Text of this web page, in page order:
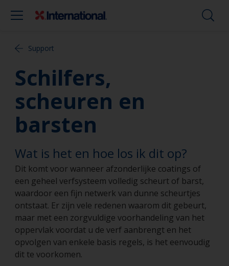
Support
Schilfers,
scheuren en
barsten
Wat is het en hoe los ik dit op?
Dit komt voor wanneer afzonderlijke coatings of
een geheel verfsysteem volledig scheurt of barst,
waardoor een fijn netwerk van dunne scheurtjes
ontstaat. Er zijn vele redenen waarom dit gebeurt,
maar met een zorgvuldige voorhandeling van het
oppervlak voordat u de verf aanbrengt en het
opvolgen van enkele basis regels, is het eenvoudig
dit te voorkomen.